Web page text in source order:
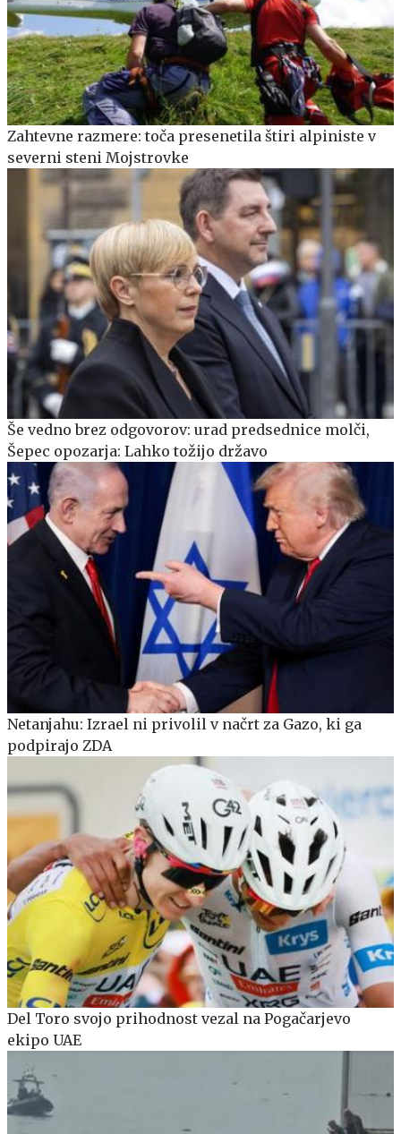
Zahtevne razmere: toča presenetila štiri alpiniste v
severni steni Mojstrovke
Še vedno brez odgovorov: urad predsednice molči,
Šepec opozarja: Lahko tožijo državo
Netanjahu: Izrael ni privolil v načrt za Gazo, ki ga
podpirajo ZDA
Del Toro svojo prihodnost vezal na Pogačarjevo
ekipo UAE